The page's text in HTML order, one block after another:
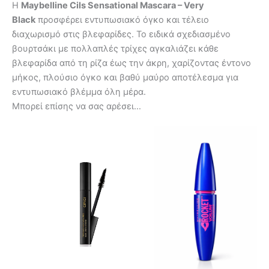
Η Maybelline Cils Sensational Mascara – Very
Black προσφέρει εντυπωσιακό όγκο και τέλειο
διαχωρισμό στις βλεφαρίδες. Το ειδικά σχεδιασμένο
βουρτσάκι με πολλαπλές τρίχες αγκαλιάζει κάθε
βλεφαρίδα από τη ρίζα έως την άκρη, χαρίζοντας έντονο
μήκος, πλούσιο όγκο και βαθύ μαύρο αποτέλεσμα για
εντυπωσιακό βλέμμα όλη μέρα.
Μπορεί επίσης να σας αρέσει…